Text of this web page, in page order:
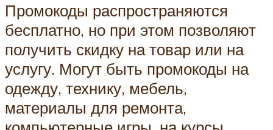
Промокоды распространяются
бесплатно, но при этом позволяют
получить скидку на товар или на
услугу. Могут быть промокоды на
одежду, технику, мебель,
материалы для ремонта,